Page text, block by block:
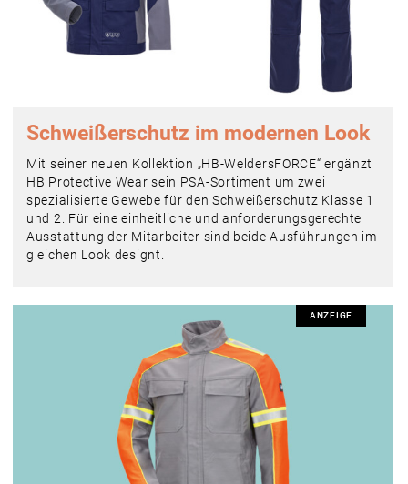
Schweißerschutz im modernen Look
Mit seiner neuen Kollektion „HB-WeldersFORCE“ ergänzt
HB Protective Wear sein PSA-Sortiment um zwei
spezialisierte Gewebe für den Schweißerschutz Klasse 1
und 2. Für eine einheitliche und anforderungsgerechte
Ausstattung der Mitarbeiter sind beide Ausführungen im
gleichen Look designt.
ANZEIGE